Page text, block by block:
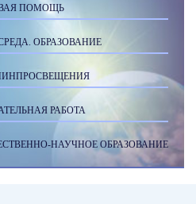
ПОМОЩЬ
ОБРАЗОВАНИЕ
РАБОТА
НАУЧНОЕ ОБРАЗОВАНИЕ